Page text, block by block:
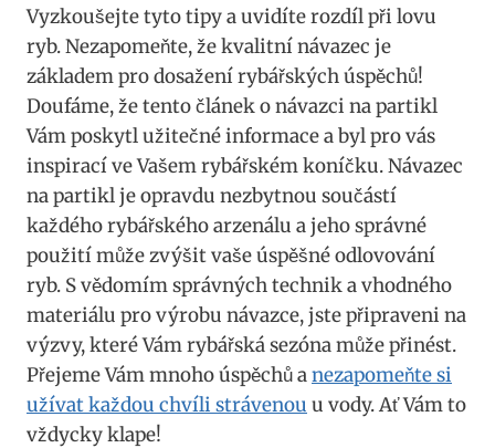
Vyzkoušejte tyto tipy ​a uvidíte rozdíl ​při⁤ lovu
ryb. Nezapomeňte, že kvalitní návazec je
základem pro dosažení rybářských úspěchů!
Doufáme, ⁢že tento článek ⁣o návazci na partikl
⁤Vám poskytl užitečné informace a ​byl‌ pro vás
inspirací ‍ve Vašem rybářském koníčku. Návazec
na partikl je opravdu nezbytnou součástí
každého rybářského arzenálu a jeho ⁣správné⁣
použití může zvýšit vaše úspěšné⁢ odlovování‍
ryb. S vědomím ⁢správných technik a⁢ vhodného
materiálu pro výrobu návazce, jste připraveni na
výzvy, které Vám rybářská sezóna ⁤může přinést.
Přejeme Vám mnoho úspěchů anezapomeňte si
užívat každou chvíli strávenou u vody.‌ Ať Vám to
vždycky klape!